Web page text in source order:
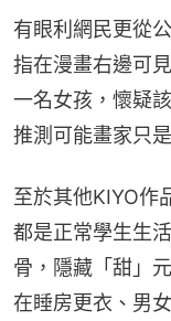
有眼利網民更從
指在漫畫右邊可
一名女孩，懷疑
推測可能畫家只
至於其他KIYO作
都是正常學生生
骨，隱藏「甜」
在睡房更衣、男